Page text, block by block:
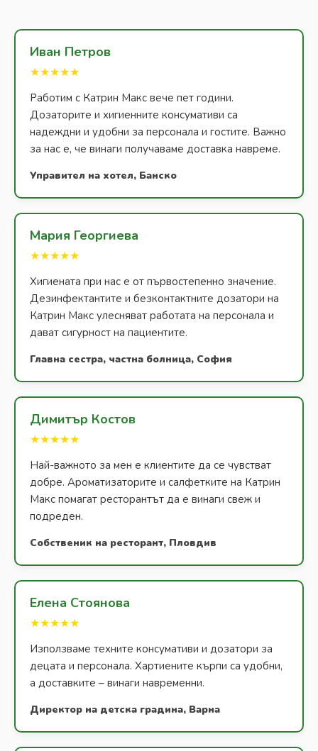
Иван Петров
★★★★★
Работим с Катрин Макс вече пет години.
Дозаторите и хигиенните консумативи са
надеждни и удобни за персонала и гостите. Важно
за нас е, че винаги получаваме доставка навреме.
Управител на хотел, Банско
Мария Георгиева
★★★★★
Хигиената при нас е от първостепенно значение.
Дезинфектантите и безконтактните дозатори на
Катрин Макс улесняват работата на персонала и
дават сигурност на пациентите.
Главна сестра, частна болница, София
Димитър Костов
★★★★★
Най-важното за мен е клиентите да се чувстват
добре. Ароматизаторите и салфетките на Катрин
Макс помагат ресторантът да е винаги свеж и
подреден.
Собственик на ресторант, Пловдив
Елена Стоянова
★★★★★
Използваме техните консумативи и дозатори за
децата и персонала. Хартиените кърпи са удобни,
а доставките – винаги навременни.
Директор на детска градина, Варна